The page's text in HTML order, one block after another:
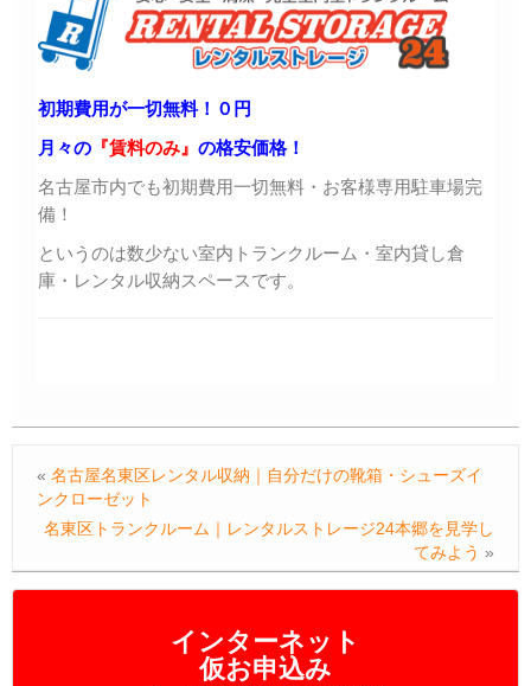
インターネット
仮お申込み
初期費用が一切無料！０円
月々の 『賃料のみ』 の格安価格！
名古屋市内でも初期費用一切無料・お客様専用駐車場完
備！
というのは数少ない室内トランクルーム・室内貸し倉
庫・レンタル収納スペースです。
« 名古屋名東区レンタル収納｜自分だけの靴箱・シューズイ
ンクローゼット
名東区トランクルーム｜レンタルストレージ24本郷を見学し
てみよう »